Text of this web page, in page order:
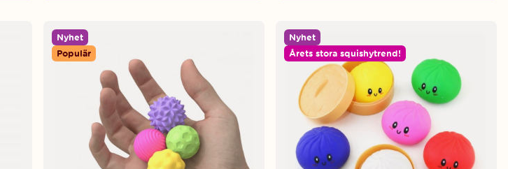
Nyhet
Populär
Nyhet
Årets stora squishytrend!